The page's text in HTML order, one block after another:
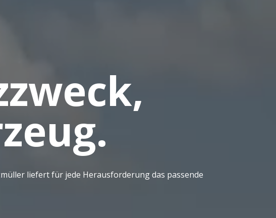
liefert für jede Herausforderung das passende